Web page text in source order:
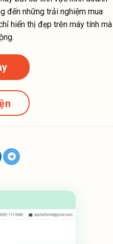
đến những trải nghiệm mua
hiển thị đẹp trên máy tính mà